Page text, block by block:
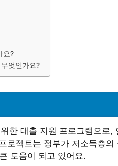
요?
엇인가요?
한 대출 지원 프로그램으로,
로젝트는 정부가 저소득층의
도움이 되고 있어요.